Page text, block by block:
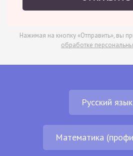
Нажимая на кнопку «Отправить», вы
обработке
Русский язык
Математика